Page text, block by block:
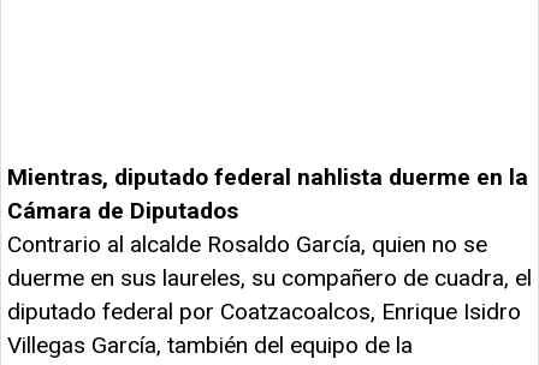
Mientras, diputado federal nahlista duerme en la
Cámara de Diputados
Contrario al alcalde Rosaldo García, quien no se
duerme en sus laureles, su compañero de cuadra, el
diputado federal por Coatzacoalcos, Enrique Isidro
Villegas García, también del equipo de la